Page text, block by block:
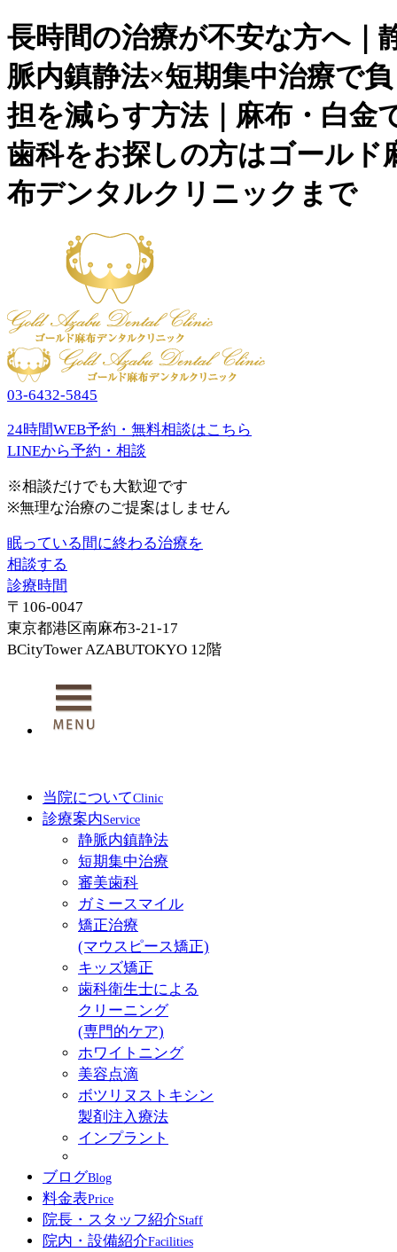
長時間の治療が不安な方へ｜
脈内鎮静法×短期集中治療で負
担を減らす方法｜麻布・白金
歯科をお探しの方はゴールド
布デンタルクリニックまで
03-6432-5845
24時間WEB予約・無料相談はこちら
LINEから予約・相談
※相談だけでも大歓迎です
※無理な治療のご提案はしません
眠っている間に終わる治療を
相談する
診療時間
〒106-0047
東京都港区南麻布3-21-17
BCityTower AZABUTOKYO 12階
当院についてClinic
診療案内Service
静脈内鎮静法
短期集中治療
審美歯科
ガミースマイル
矯正治療
(マウスピース矯正)
キッズ矯正
歯科衛生士による
クリーニング
(専門的ケア)
ホワイトニング
美容点滴
ボツリヌストキシン
製剤注入療法
インプラント
ブログBlog
料金表Price
院長・スタッフ紹介Staff
院内・設備紹介Facilities